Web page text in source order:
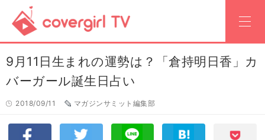
9月11日生まれの運勢は？「倉持明日香」カ
バーガール誕生日占い
2018/09/11 マガジンサミット編集部